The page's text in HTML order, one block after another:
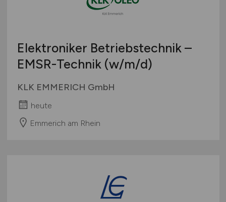
Elektroniker Betriebstechnik –
EMSR-Technik (w/m/d)
KLK EMMERICH GmbH
heute
Emmerich am Rhein